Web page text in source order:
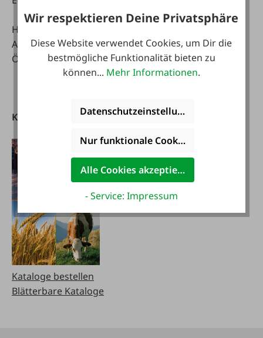
Handelsstraße 9
A-4844 Regau
Österreich
Mo - Fr:
08:00 - 17:00 Uhr
Sa:
Kataloge
Kataloge bestellen
Blätterbare Kataloge
FAIE App
Wir respektieren Deine Privatsphäre
Diese Website verwendet Cookies, um Dir die
bestmögliche Funktionalität bieten zu
können... Mehr Informationen.
Datenschutzeinstellungen
Nur funktionale Cookies akzeptieren
Alle Cookies akzeptieren
- Service: Impressum